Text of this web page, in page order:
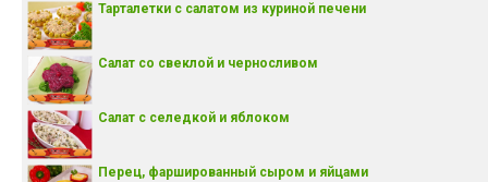
Тарталетки с салатом из куриной печени
Салат со свеклой и черносливом
Салат с селедкой и яблоком
Перец, фаршированный сыром и яйцами